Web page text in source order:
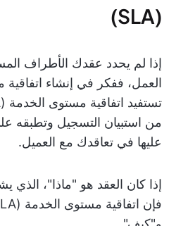
(SLA)
إذا لم يحدد عقدك الأطراف
من استبيان التسجيل وتطبقه
عليها في تعاقدك مع العميل.
إذا كان العقد هو "ماذا"، الذي